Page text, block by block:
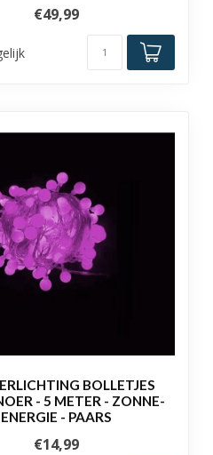
€49,99
BOLLETJES
- 5 METER - ZONNE-
ENERGIE - PAARS
€14,99